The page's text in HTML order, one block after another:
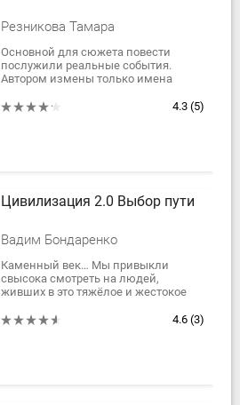
Резникова Тамара
Основной для сюжета повести
послужили реальные события.
Автором измены только имена
повести жизнь молодой героини
4.3 (5)
Цивилизация 2.0 Выбор пути
Вадим Бондаренко
Каменный век… Мы привыкли
свысока смотреть на людей,
живших в это тяжёлое и жестокое
вершиной эволюции,
4.6 (3)